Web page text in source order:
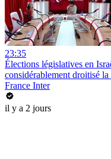
23:35
Élections législatives en
considérablement droitisé
France Inter
il y a 2 jours